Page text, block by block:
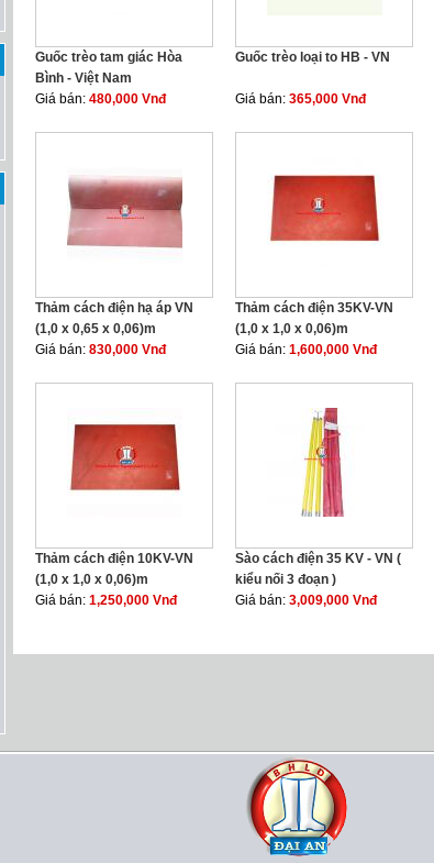
Guốc trèo tam giác Hòa
Bình - Việt Nam
Giá bán: 480,000 Vnđ
Guốc trèo loại to HB - VN
Giá bán: 365,000 Vnđ
Thảm cách điện hạ áp VN
(1,0 x 0,65 x 0,06)m
Giá bán: 830,000 Vnđ
Thảm cách điện 35KV-VN
(1,0 x 1,0 x 0,06)m
Giá bán: 1,600,000 Vnđ
Thảm cách điện 10KV-VN
(1,0 x 1,0 x 0,06)m
Giá bán: 1,250,000 Vnđ
Sào cách điện 35 KV - VN (
kiểu nối 3 đoạn )
Giá bán: 3,009,000 Vnđ